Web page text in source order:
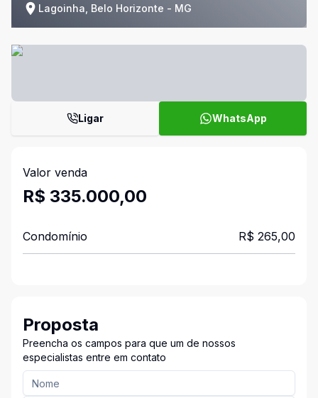
Lagoinha, Belo Horizonte - MG
Ligar WhatsApp
Valor venda
R$ 335.000,00
Condomínio R$ 265,00
Proposta
Preencha os campos para que um de nossos
especialistas entre em contato